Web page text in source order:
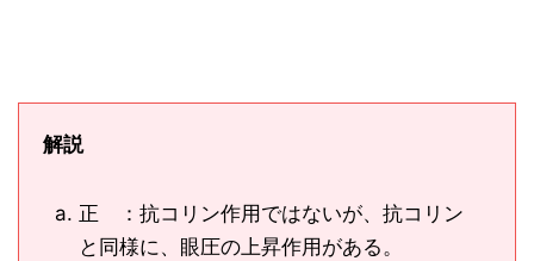
解説
正 ：抗コリン作用ではないが、抗コリン
と同様に、眼圧の上昇作用がある。